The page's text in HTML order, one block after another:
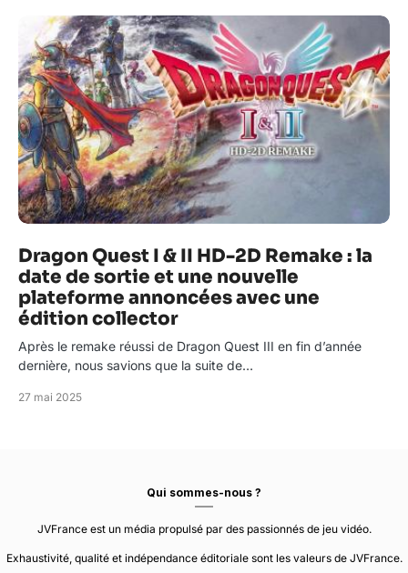
Dragon Quest I & II HD-2D Remake : la
date de sortie et une nouvelle
plateforme annoncées avec une
édition collector
Après le remake réussi de Dragon Quest III en fin d’année
dernière, nous savions que la suite de…
27 mai 2025
Qui sommes-nous ?
JVFrance est un média propulsé par des passionnés de jeu vidéo.
Exhaustivité, qualité et indépendance éditoriale sont les valeurs de JVFrance.